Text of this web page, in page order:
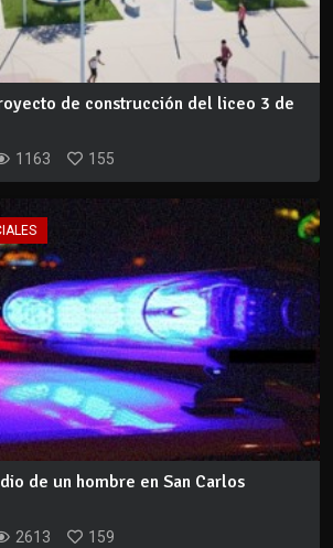
de construcción del liceo 3 de
1163 155
de un hombre en San Carlos
2613 159